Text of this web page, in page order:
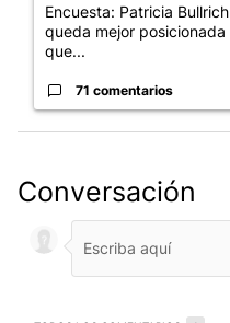
Encuesta: Patricia Bullrich
queda mejor posicionada
que...
71 comentarios
Conversación